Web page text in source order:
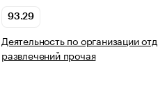
93.29
Деятельность по организации
развлечений прочая